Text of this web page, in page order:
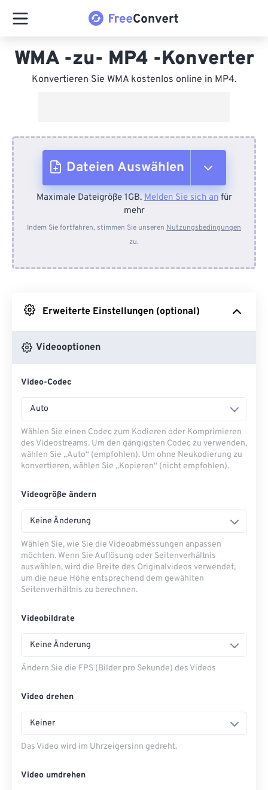
WMA -zu- MP4 -Konverter
Konvertieren Sie WMA kostenlos online in MP4.
Dateien Auswählen
Vom Gerät
Von Dropbox
Maximale Dateigröße 1GB.Melden Sie sich anfür
mehr
Indem Sie fortfahren, stimmen Sie unseren Nutzungsbedingungen
zu.
Erweiterte Einstellungen (optional)
Videooptionen
Video-Codec
Auto
Wählen Sie einen Codec zum Kodieren oder Komprimieren
des Videostreams. Um den gängigsten Codec zu verwenden,
wählen Sie „Auto“ (empfohlen). Um ohne Neukodierung zu
konvertieren, wählen Sie „Kopieren“ (nicht empfohlen).
Videogröße ändern
Keine Änderung
Wählen Sie, wie Sie die Videoabmessungen anpassen
möchten. Wenn Sie Auflösung oder Seitenverhältnis
auswählen, wird die Breite des Originalvideos verwendet,
um die neue Höhe entsprechend dem gewählten
Seitenverhältnis zu berechnen.
Videobildrate
Keine Änderung
Ändern Sie die FPS (Bilder pro Sekunde) des Videos
Video drehen
Keiner
Das Video wird im Uhrzeigersinn gedreht.
Video umdrehen